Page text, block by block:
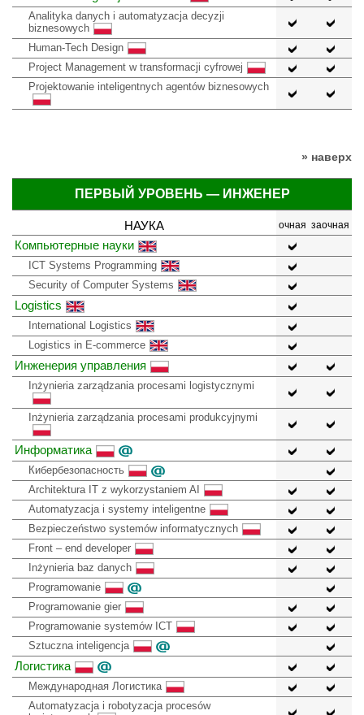
Analityka danych i automatyzacja decyzji
biznesowych
Human-Tech Design
Project Management w transformacji cyfrowej
Projektowanie inteligentnych agentów biznesowych
» наверх
ПЕРВЫЙ УРОВЕНЬ — ИНЖЕНЕР
НАУКА очная заочная
Компьютерные науки
ICT Systems Programming
Security of Computer Systems
Logistics
International Logistics
Logistics in E-commerce
Инженерия управления
Inżynieria zarządzania procesami logistycznymi
Inżynieria zarządzania procesami produkcyjnymi
Информатика
Кибербезопасность
Architektura IT z wykorzystaniem AI
Automatyzacja i systemy inteligentne
Bezpieczeństwo systemów informatycznych
Front – end developer
Inżynieria baz danych
Programowanie
Programowanie gier
Programowanie systemów ICT
Sztuczna inteligencja
Логистика
Международная Логистика
Automatyzacja i robotyzacja procesów